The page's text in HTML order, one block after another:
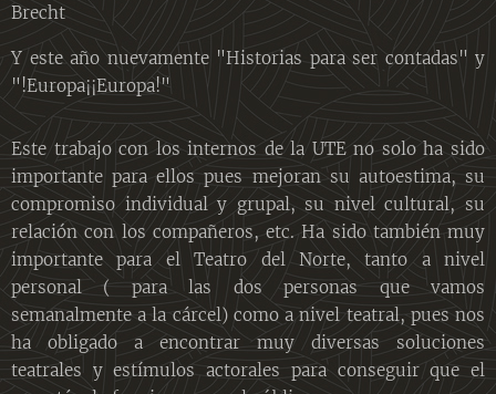
Brecht
Y este año nuevamente "Historias para ser contadas" y
"!Europa¡¡Europa!"
Este trabajo con los internos de la UTE no solo ha sido
importante para ellos pues mejoran su autoestima, su
compromiso individual y grupal, su nivel cultural, su
relación con los compañeros, etc. Ha sido también muy
importante para el Teatro del Norte, tanto a nivel
personal ( para las dos personas que vamos
semanalmente a la cárcel) como a nivel teatral, pues nos
ha obligado a encontrar muy diversas soluciones
teatrales y estímulos actorales para conseguir que el